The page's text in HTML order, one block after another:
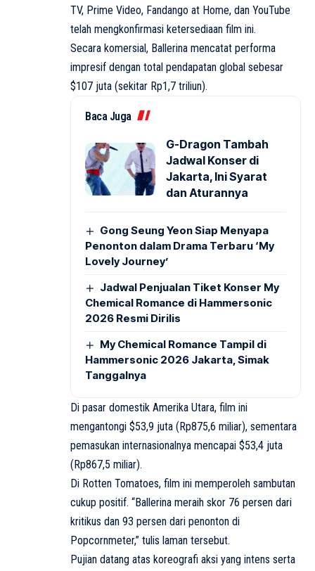
TV, Prime Video, Fandango at Home, dan YouTube
telah mengkonfirmasi ketersediaan film ini.
Secara komersial, Ballerina mencatat performa
impresif dengan total pendapatan global sebesar
$107 juta (sekitar Rp1,7 triliun).
Baca Juga
G-Dragon Tambah
Jadwal Konser di
Jakarta, Ini Syarat
dan Aturannya
Gong Seung Yeon Siap Menyapa
Penonton dalam Drama Terbaru ‘My
Lovely Journey’
Jadwal Penjualan Tiket Konser My
Chemical Romance di Hammersonic
2026 Resmi Dirilis
My Chemical Romance Tampil di
Hammersonic 2026 Jakarta, Simak
Tanggalnya
Di pasar domestik Amerika Utara, film ini
mengantongi $53,9 juta (Rp875,6 miliar), sementara
pemasukan internasionalnya mencapai $53,4 juta
(Rp867,5 miliar).
Di Rotten Tomatoes, film ini memperoleh sambutan
cukup positif. “Ballerina meraih skor 76 persen dari
kritikus dan 93 persen dari penonton di
Popcornmeter,” tulis laman tersebut.
Pujian datang atas koreografi aksi yang intens serta